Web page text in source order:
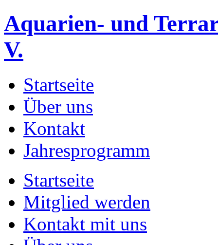
Aquarien- und
V.
Startseite
Über uns
Kontakt
Jahresprogramm
Startseite
Mitglied werden
Kontakt mit uns